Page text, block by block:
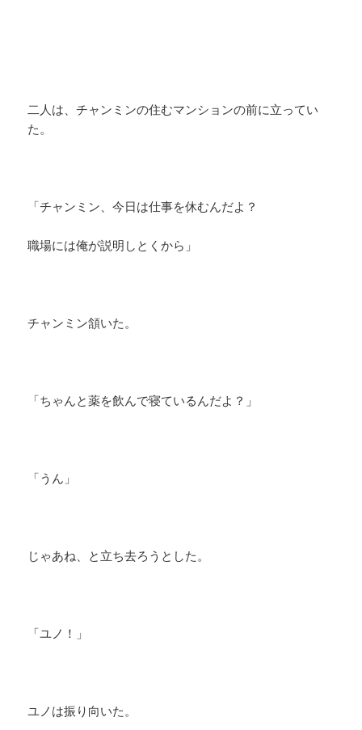
二人は、チャンミンの住むマンションの前に立ってい
た。
「チャンミン、今日は仕事を休むんだよ？
職場には俺が説明しとくから」
チャンミン頷いた。
「ちゃんと薬を飲んで寝ているんだよ？」
「うん」
じゃあね、と立ち去ろうとした。
「ユノ！」
ユノは振り向いた。